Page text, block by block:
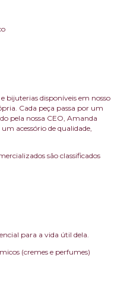
bijuterias disponíveis em nosso
Cada peça passa por um
pela nossa CEO, Amanda
acessório de qualidade,
são classificados
para a vida útil dela.
(cremes e perfumes)